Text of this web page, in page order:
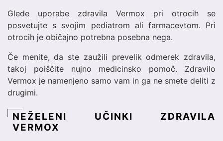
Glede uporabe zdravila Vermox pri otrocih se
posvetujte s svojim pediatrom ali farmacevtom. Pri
otrocih je običajno potrebna posebna nega.
Če menite, da ste zaužili prevelik odmerek zdravila,
takoj poiščite nujno medicinsko pomoč. Zdravilo
Vermox je namenjeno samo vam in ga ne smete deliti z
drugimi.
NEŽELENI UČINKI ZDRAVILA
VERMOX